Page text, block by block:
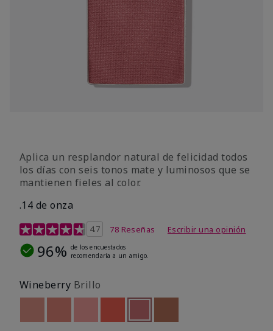
Aplica un resplandor natural de felicidad todos
los días con seis tonos mate y luminosos que se
mantienen fieles al color.
.14 de onza
Calificación de clientes de 4,3 de 5
4.7 78 Reseñas Escribir una opinión
96% de los encuestados
recomendaría a un amigo.
Wineberry Brillo
Out of stockOut of stockseleccionado
Out of stock